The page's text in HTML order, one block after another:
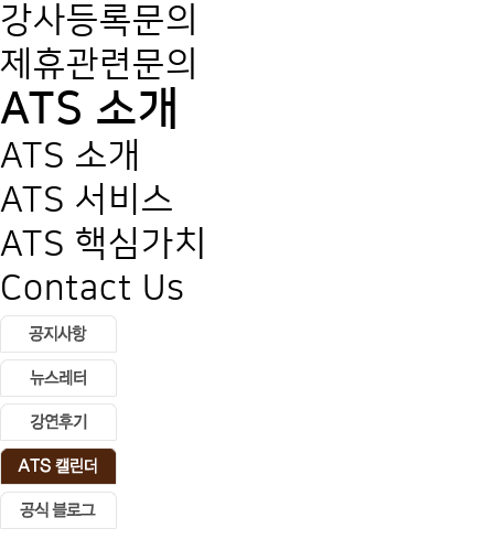
강사등록문의
제휴관련문의
ATS 소개
ATS 소개
ATS 서비스
ATS 핵심가치
Contact Us